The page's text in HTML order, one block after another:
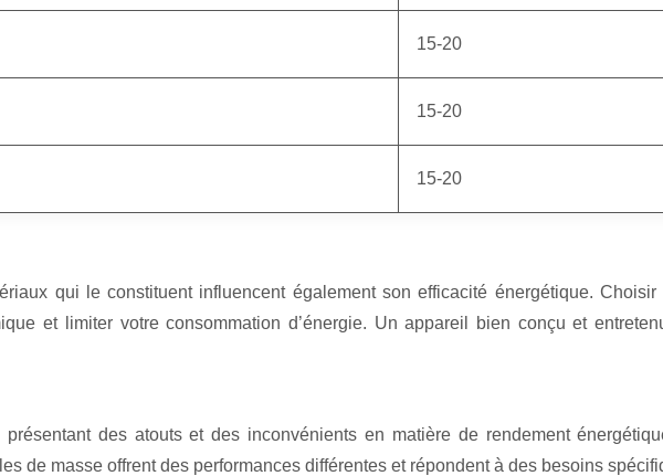
15-20
15-20
15-20
qui le constituent influencent également son efficacité énergétique.
et limiter votre consommation d’énergie. Un appareil bien conçu et
présentant des atouts et des inconvénients en matière de rendement
de masse offrent des performances différentes et répondent à des besoins